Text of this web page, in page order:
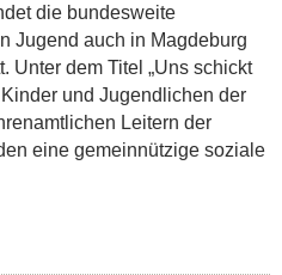
die bundesweite
Jugend auch in Magdeburg
Unter dem Titel „Uns schickt
und Jugendlichen der
Leitern der
eine gemeinnützige soziale